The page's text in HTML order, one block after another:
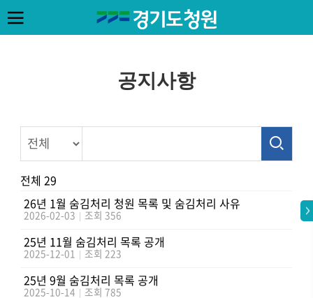
공지사항
전체 29
26년 1월 숨김처리 청원 목록 및 숨김처리 사유
2026-02-03 | 조회 356
25년 11월 숨김처리 목록 공개
2025-12-01 | 조회 223
25년 9월 숨김처리 목록 공개
2025-10-14 | 조회 785